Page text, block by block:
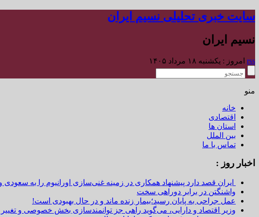
سایت خبری تحلیلی نسیم ایران
نسیم ایران
rss امروز : یکشنبه ۱۸ مرداد ۱۴۰۵
منو
خانه
اقتصادی
استان ها
بین الملل
تماس با ما
اخبار روز :
ایران قصد دارد پیشنهاد همکاری در زمینه غنی‌سازی اورانیوم را به سعودی
واشنگتن در برابر دوراهی سخت
عمل جراحی به پایان رسید؛بیمار زنده ماند و در حال بهبودی است!
وزیر اقتصاد و دارایی، می‌گوید راهی جز توانمندسازی بخش خصوصی و